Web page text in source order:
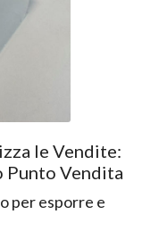
le Vendite:
Punto Vendita
per esporre e